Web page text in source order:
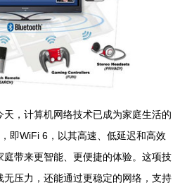
，计算机网络技术已成为家庭生活的
即WiFi 6，以其高速、低延迟和高效
带来更智能、更便捷的体验。这项技
压力，还能通过更稳定的网络，支持